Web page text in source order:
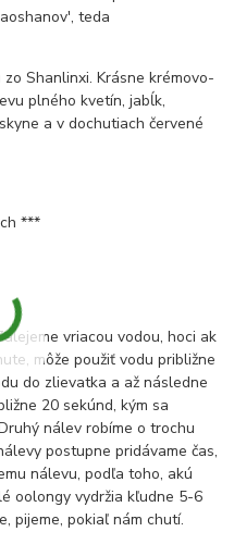
teda
Shanlinxi. Krásne krémovo-
plného kvetín, jabĺk,
a v dochutiach červené
***
vriacou vodou, hoci ak
môže použiť vodu približne
do zlievatka a až následne
20 sekúnd, kým sa
nálev robíme o trochu
postupne pridávame čas,
nálevu, podľa toho, akú
oolongy vydržia kľudne 5-6
pijeme, pokiaľ nám chutí.